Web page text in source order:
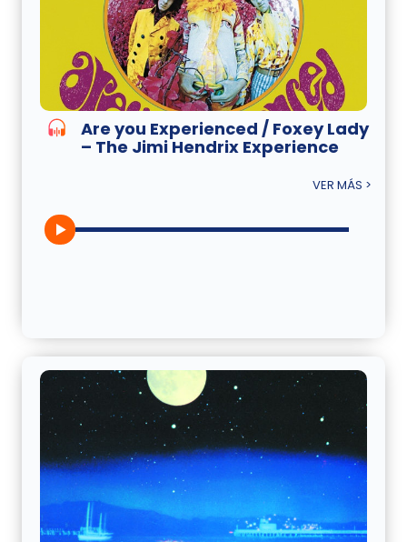
Are you Experienced / Foxey Lady
– The Jimi Hendrix Experience
VER MÁS >